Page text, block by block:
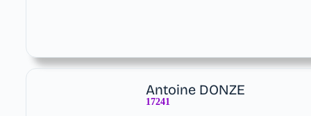
Antoine DONZE
17241